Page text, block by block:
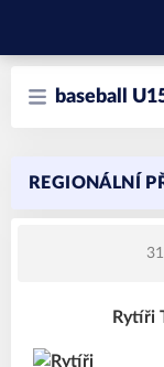
baseball
REGIONÁLNÍ
Rytíři